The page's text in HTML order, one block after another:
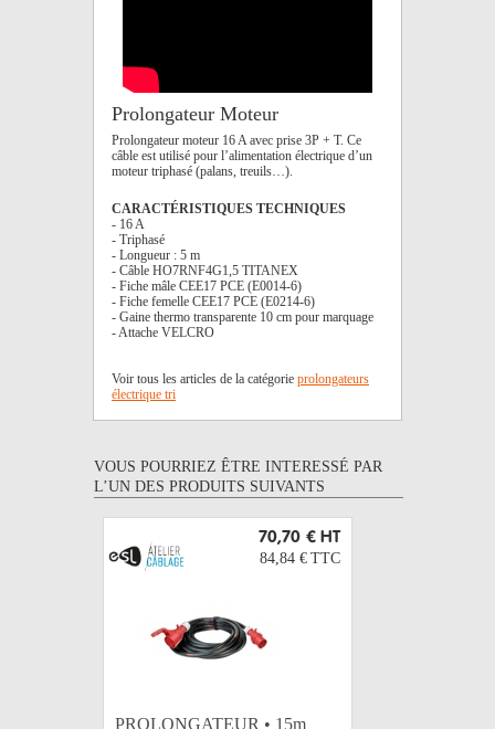
Prolongateur Moteur
Prolongateur moteur 16 A avec prise 3P + T. Ce
câble est utilisé pour l’alimentation électrique d’un
moteur triphasé (palans, treuils…).
CARACTÉRISTIQUES TECHNIQUES
- 16 A
- Triphasé
- Longueur : 5 m
- Câble HO7RNF4G1,5 TITANEX
- Fiche mâle CEE17 PCE (E0014-6)
- Fiche femelle CEE17 PCE (E0214-6)
- Gaine thermo transparente 10 cm pour marquage
- Attache VELCRO
Voir tous les articles de la catégorie prolongateurs
électrique tri
VOUS POURRIEZ ÊTRE INTERESSÉ PAR
L’UN DES PRODUITS SUIVANTS
70,70 € HT
84,84 € TTC
PROLONGATEUR • 15m